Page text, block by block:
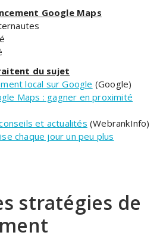
Google Maps
du sujet
local sur Google (Google)
Maps : gagner en proximité
et actualités (WebrankInfo)
chaque jour un peu plus
stratégies de